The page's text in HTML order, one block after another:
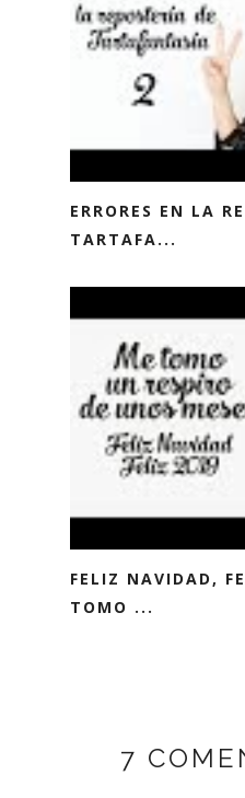
ERRORES EN LA
TARTAFA...
FELIZ NAVIDAD,
TOMO ...
7